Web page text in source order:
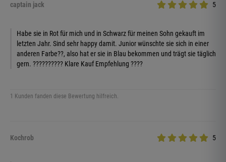
captain jack 5
Habe sie in Rot für mich und in Schwarz für meinen Sohn gekauft im
letzten Jahr. Sind sehr happy damit. Junior wünschte sie sich in einer
anderen Farbe??, also hat er sie in Blau bekommen und trägt sie täglich
gern. ?????????? Klare Kauf Empfehlung ????
1 Kunden fanden diese Bewertung hilfreich.
Kochrob 5